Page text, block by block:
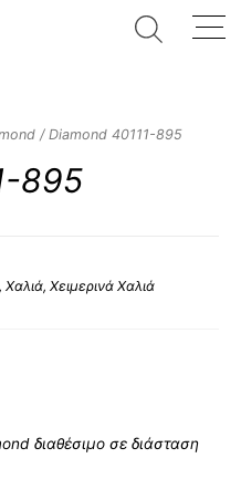
/ Diamond 40111-895
895
, Χαλιά, Χειμερινά Χαλιά
διαθέσιμο σε διάσταση